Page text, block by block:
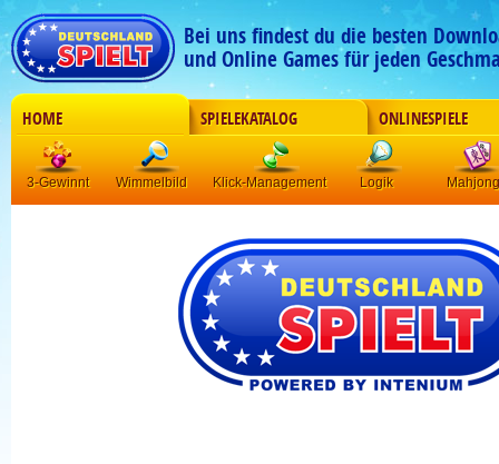
Bei uns findest du die besten
und Online Games für jeden
HOME SPIELEKATALOG ONLINESPIELE
3-Gewinnt Wimmelbild Klick-Management Logik Mahjong